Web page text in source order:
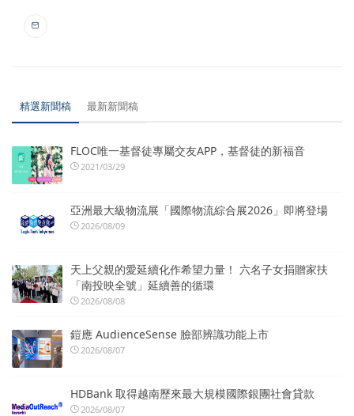
精選新聞稿 最新新聞稿
FLOC唯一基督徒專屬交友APP，基督徒的新福音
2021/03/29
亞洲最大級物流展「國際物流綜合展2026」即將登場
2026/08/09
天上父親的愛延續化作希望力量！ 六名子女捐贈家扶
「南投映全號」延續善的循環
2026/08/08
鎧應 AudienceSense 臉部辨識功能上市
2026/08/07
HDBank 取得越南歷來最大規模國際銀團社會貸款
2026/08/07